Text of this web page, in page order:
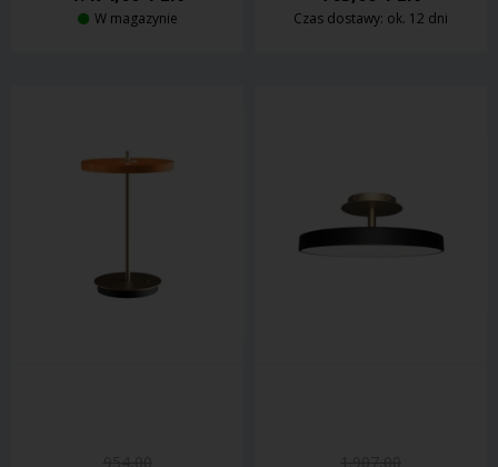
W magazynie Czas dostawy: ok. 12 dni